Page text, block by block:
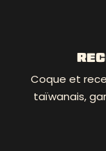
Coque et
taïwanais,